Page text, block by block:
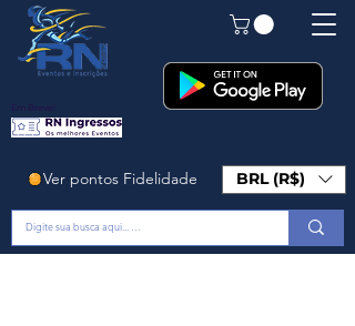
Em Breve!
Ver pontos Fidelidade BRL (R$)